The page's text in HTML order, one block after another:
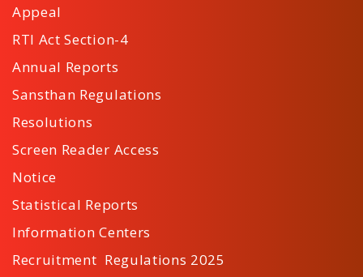
Appeal
RTI Act Section-4
Annual Reports
Sansthan Regulations
Resolutions
Screen Reader Access
Notice
Statistical Reports
Information Centers
Recruitment Regulations 2025